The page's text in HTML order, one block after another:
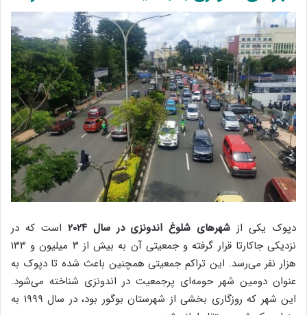
دپوک یکی از شهرهای شلوغ اندونزی در سال ۲۰۲۴
است که در
نزدیکی جاکارتا قرار گرفته و جمعیتی آن به بیش از ۳ میلیون و ۱۳۳
هزار نفر می‌رسد. این تراکم جمعیتی همچنین باعث شده تا دپوک به
عنوان دومین شهر حومه‌ای پرجمعیت در اندونزی شناخته می‌شود.
این شهر که روزگاری بخشی از شهرستان بوگور بود، در سال ۱۹۹۹ به